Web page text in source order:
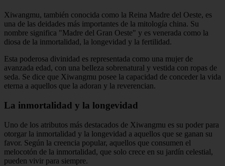
Xiwangmu, también conocida como la Reina Madre del Oeste, es
una de las deidades más importantes de la mitología china. Su
nombre significa "Madre del Gran Oeste" y es venerada como la
diosa de la inmortalidad, la longevidad y la fertilidad.
Esta poderosa divinidad es representada como una mujer de
avanzada edad, con una belleza sobrenatural y vestida con ropas de
seda. Se dice que Xiwangmu posee la capacidad de conceder la vida
eterna a aquellos que la adoran y la reverencian.
La inmortalidad y la longevidad
Uno de los atributos más destacados de Xiwangmu es su poder para
otorgar la inmortalidad y la longevidad a aquellos que se ganan su
favor. Según la creencia popular, aquellos que consumen el
melocotón de la inmortalidad, que solo crece en su jardín celestial,
pueden vivir para siempre.